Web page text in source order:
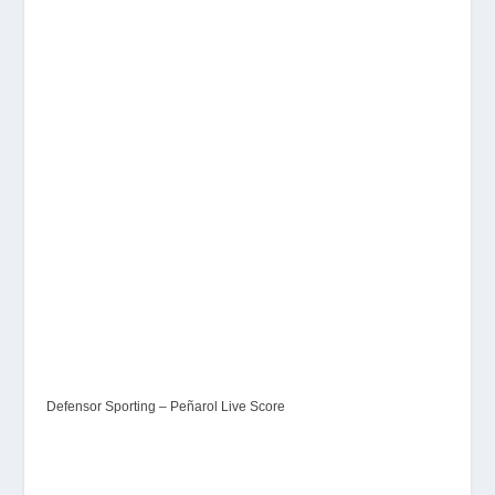
Defensor Sporting – Peñarol Live Score